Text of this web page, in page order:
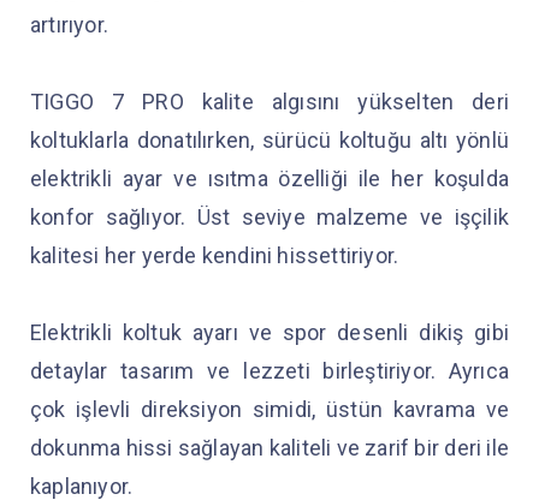
artırıyor.
TIGGO 7 PRO kalite algısını yükselten deri
koltuklarla donatılırken, sürücü koltuğu altı yönlü
elektrikli ayar ve ısıtma özelliği ile her koşulda
konfor sağlıyor. Üst seviye malzeme ve işçilik
kalitesi her yerde kendini hissettiriyor.
Elektrikli koltuk ayarı ve spor desenli dikiş gibi
detaylar tasarım ve lezzeti birleştiriyor. Ayrıca
çok işlevli direksiyon simidi, üstün kavrama ve
dokunma hissi sağlayan kaliteli ve zarif bir deri ile
kaplanıyor.